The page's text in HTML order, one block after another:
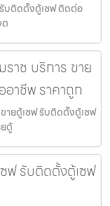
บติดตั้งตู้เซฟ ติดต่อ
าช บริการ ขาย
าชีพ ราคาถูก
ายตู้เซฟ รับติดตั้งตู้เซฟ
ตู้
ฟ รับติดตั้งตู้เซฟ